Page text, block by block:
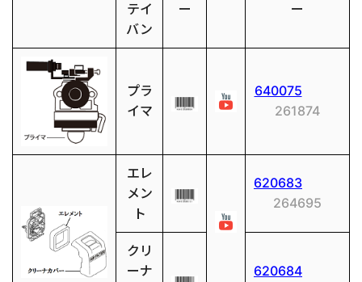
テイ
バン
ー ー
プラ
イマ
640075
261874
エレ
メン
ト
620683
264695
クリ
ーナ
620684